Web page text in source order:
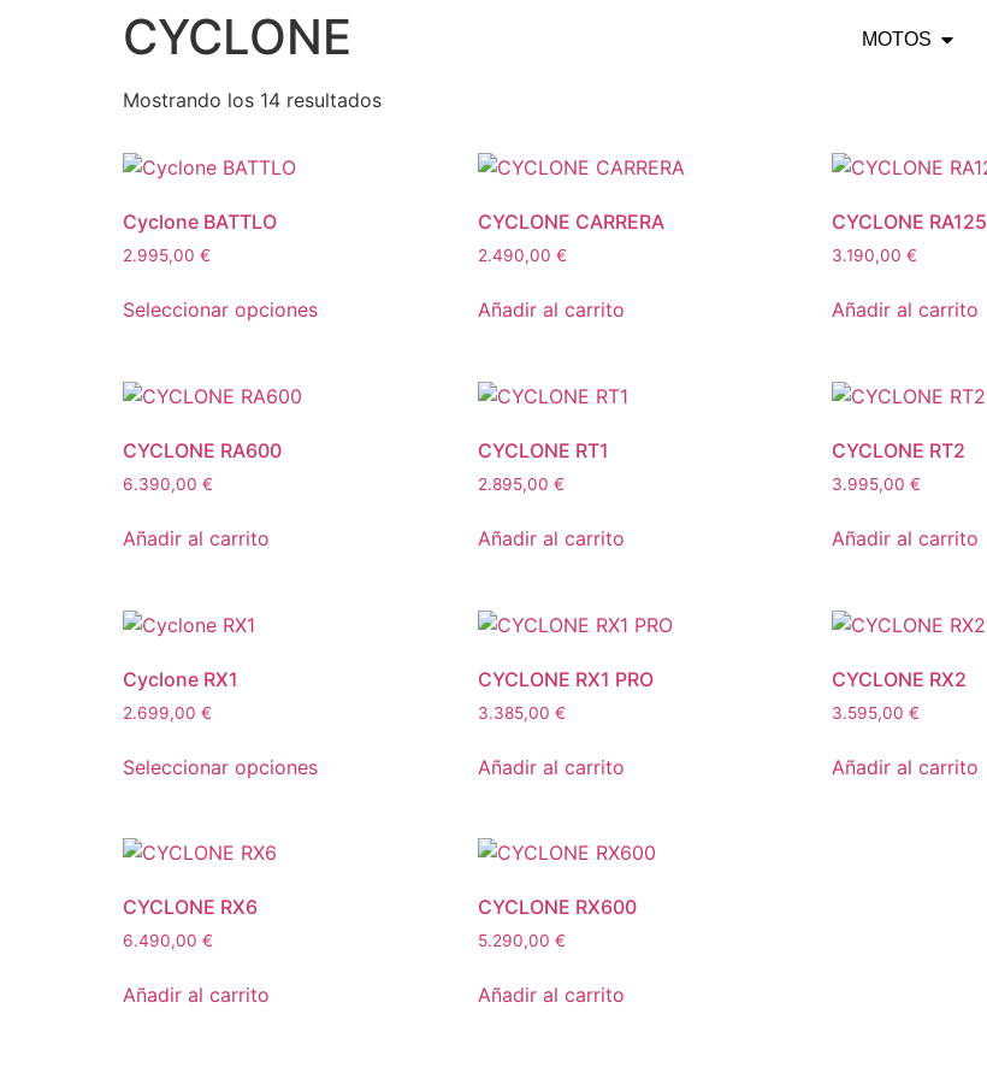
MOTOS
CYCLONE
Mostrando los 14 resultados
Cyclone BATTLO
2.995,00 €
Seleccionar opciones
CYCLONE CARRERA
2.490,00 €
Añadir al carrito
CYCLONE RA125
3.190,00€
Añadir al carrito
CYCLONE RA600
6.390,00 €
Añadir al carrito
CYCLONE RT1
2.895,00 €
Añadir al carrito
CYCLONE RT2
3.995,00€
Añadir al carrito
Cyclone RX1
2.699,00 €
Seleccionar opciones
CYCLONE RX1 PRO
3.385,00 €
Añadir al carrito
CYCLONE RX2
3.595,00€
Añadir al carrito
CYCLONE RX6
6.490,00 €
Añadir al carrito
CYCLONE RX600
5.290,00 €
Añadir al carrito